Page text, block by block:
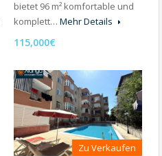
bietet 96 m² komfortable und
komplett… Mehr Details
115,000€
Zu Verkaufen